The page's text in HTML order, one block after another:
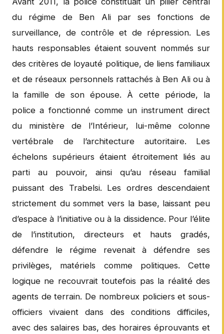
du régime de Ben Ali par ses fonctions de
surveillance, de contrôle et de répression. Les
hauts responsables étaient souvent nommés sur
des critères de loyauté politique, de liens familiaux
et de réseaux personnels rattachés à Ben Ali ou à
la famille de son épouse. À cette période, la
police a fonctionné comme un instrument direct
du ministère de l’Intérieur, lui-même colonne
vertébrale de l’architecture autoritaire. Les
échelons supérieurs étaient étroitement liés au
parti au pouvoir, ainsi qu’au réseau familial
puissant des Trabelsi. Les ordres descendaient
strictement du sommet vers la base, laissant peu
d’espace à l’initiative ou à la dissidence. Pour l’élite
de l’institution, directeurs et hauts gradés,
défendre le régime revenait à défendre ses
privilèges, matériels comme politiques. Cette
logique ne recouvrait toutefois pas la réalité des
agents de terrain. De nombreux policiers et sous-
officiers vivaient dans des conditions difficiles,
avec des salaires bas, des horaires éprouvants et